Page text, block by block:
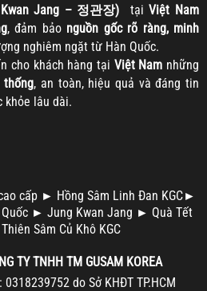
Jang – 정관장) tạiViệt Nam
, đảm bảo nguồn gốc rõ ràng, minh
nghiêm ngặt từ Hàn Quốc.
cho khách hàng tại Việt Nam những
thống, an toàn, hiệu quả và đáng tin
khỏe lâu dài.
cấp ► Hồng Sâm Linh Đan KGC►
► Jung Kwan Jang ► Quà Tết
Thiên Sâm Củ Khô KGC
TY TNHH TM GUSAM KOREA
0318239752 do Sở KHĐT TP.HCM